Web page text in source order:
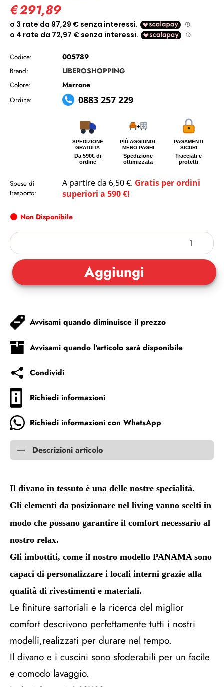
€291,89
Codice: 005789
Brand: LIBEROSHOPPING
Colore: Marrone
Ordina: 0883 257 229
SPEDIZIONE
GRATUITA
Da 590€ di
ordine
PIÙ AGGIUNGI,
MENO PAGHI
Spedizione
ottimizzata
PAGAMENTI
SICURI
Tracciati e
protetti
Spese di
trasporto:
A partire da 6,50 €. Gratis per ordini
superiori a 590 €!
Non Disponibile
Avvisami quando diminuisce il prezzo
Avvisami quando l'articolo sarà disponibile
Condividi
Richiedi informazioni
Richiedi informazioni con WhatsApp
Descrizioni articolo
Il divano in tessuto è una delle nostre specialità.
Gli elementi da posizionare nel living vanno scelti in
modo che possano garantire il comfort necessario al
nostro relax.
Gli imbottiti, come il nostro modello PANAMA sono
capaci di personalizzare i locali interni grazie alla
qualità di rivestimenti e materiali.
Le finiture sartoriali e la ricerca del miglior
comfort descrivono perfettamente tutti i nostri
modelli,realizzati per durare nel tempo.
Il divano e i cuscini sono sfoderabili per un facile
e comodo lavaggio.